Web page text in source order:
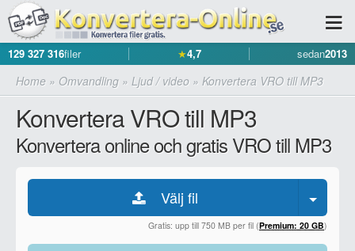
129 327 316filer ★4,7 sedan2013
Home » Omvandling » Ljud / video » Konvertera VRO till MP3
Konvertera VRO till MP3
Konvertera online och gratis VRO till MP3
Välj fil
Gratis: upp till 750 MB per fil (Premium: 20 GB)